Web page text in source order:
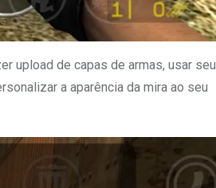
upload de capas de armas, usar seu
a aparência da mira ao seu